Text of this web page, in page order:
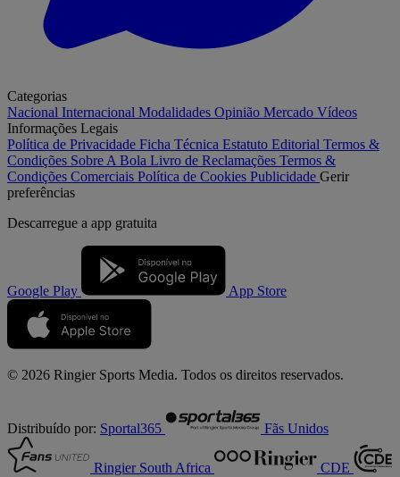
Categorias
Nacional Internacional Modalidades Opinião Mercado Vídeos
Informações Legais
Política de Privacidade Ficha Técnica Estatuto Editorial Termos &
Condições Sobre A Bola Livro de Reclamações Termos &
Condições Comerciais Política de Cookies Publicidade Gerir
preferências
Descarregue a app gratuita
Google Play App Store
© 2026 Ringier Sports Media. Todos os direitos reservados.
Distribuído por: Sportal365 Fãs Unidos
Ringier South Africa CDE